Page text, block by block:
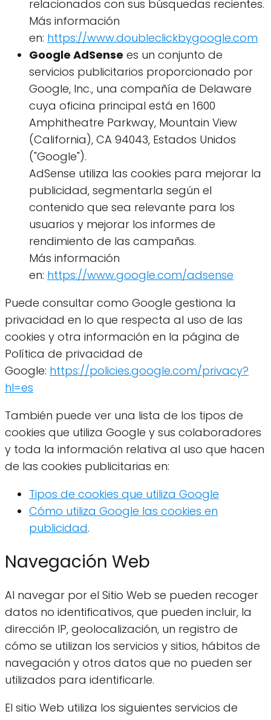
relacionados con sus búsquedas recientes.
Más información
en: https://www.doubleclickbygoogle.com
Google AdSense es un conjunto de
servicios publicitarios proporcionado por
Google, Inc., una compañía de Delaware
cuya oficina principal está en 1600
Amphitheatre Parkway, Mountain View
(California), CA 94043, Estados Unidos
("Google").
AdSense utiliza las cookies para mejorar la
publicidad, segmentarla según el
contenido que sea relevante para los
usuarios y mejorar los informes de
rendimiento de las campañas.
Más información
en: https://www.google.com/adsense
Puede consultar como Google gestiona la
privacidad en lo que respecta al uso de las
cookies y otra información en la página de
Política de privacidad de
Google: https://policies.google.com/privacy?
hl=es
También puede ver una lista de los tipos de
cookies que utiliza Google y sus colaboradores
y toda la información relativa al uso que hacen
de las cookies publicitarias en:
Tipos de cookies que utiliza Google
Cómo utiliza Google las cookies en
publicidad.
Navegación Web
Al navegar por el Sitio Web se pueden recoger
datos no identificativos, que pueden incluir, la
dirección IP, geolocalización, un registro de
cómo se utilizan los servicios y sitios, hábitos de
navegación y otros datos que no pueden ser
utilizados para identificarle.
El sitio Web utiliza los siguientes servicios de